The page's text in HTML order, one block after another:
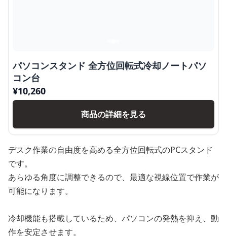
パソコンスタンド 全方位回転式冷却ノートパソ
コン台
¥10,260
商品の詳細を見る
デスク作業の自由度を高める全方位回転式のPCスタンド
です。
あらゆる角度に調整できるので、最適な視線位置で作業が
可能になります。
冷却機能も搭載しているため、パソコンの発熱を抑え、動
作を安定させます。